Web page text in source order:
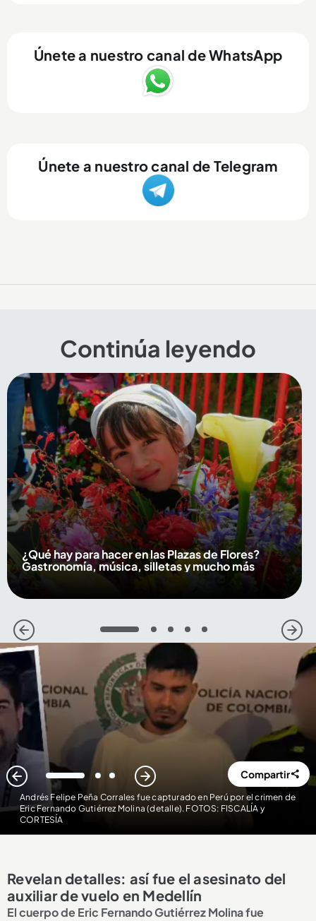
Únete a nuestro canal de WhatsApp
Únete a nuestro canal de Telegram
Continúa leyendo
¿Qué hay para hacer en las Plazas de Flores?
Gastronomía, música, silletas y mucho más
1 2 3 4 5
Andrés Felipe Peña Corrales fue capturado en Perú por el crimen de
Eric Fernando Gutiérrez Molina (detalle). FOTOS: FISCALÍA y
CORTESÍA
1 2 3 Compartir
Revelan detalles: así fue el asesinato del
auxiliar de vuelo en Medellín
El cuerpo de Eric Fernando Gutiérrez Molina fue